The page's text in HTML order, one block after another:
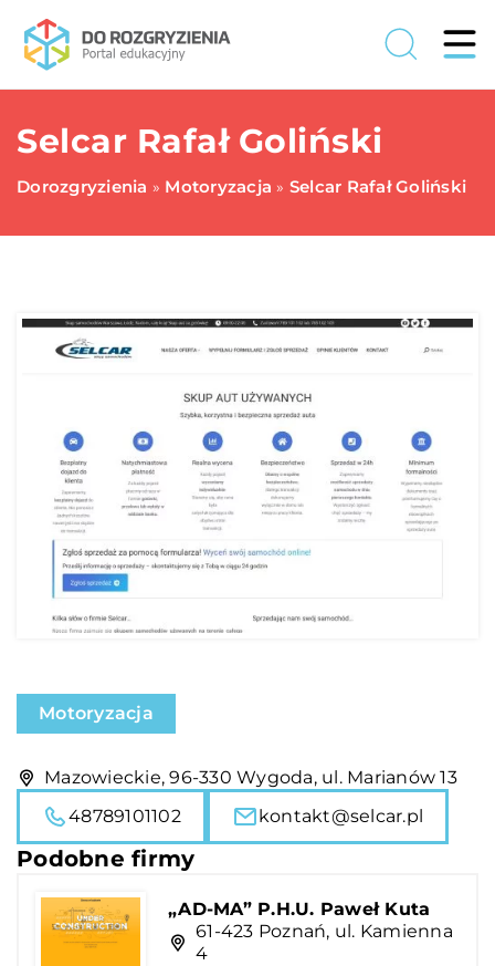
Selcar Rafał Goliński
Dorozgryzienia » Motoryzacja » Selcar Rafał Goliński
Motoryzacja
Mazowieckie, 96-330 Wygoda, ul. Marianów 13
48789101102
kontakt@selcar.pl
Podobne firmy
„AD-MA” P.H.U. Paweł Kuta
61-423 Poznań, ul. Kamienna
4